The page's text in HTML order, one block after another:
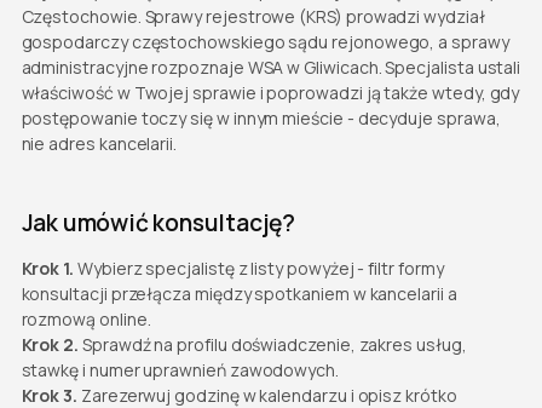
Częstochowie. Sprawy rejestrowe (KRS) prowadzi wydział
gospodarczy częstochowskiego sądu rejonowego, a sprawy
administracyjne rozpoznaje WSA w Gliwicach. Specjalista ustali
właściwość w Twojej sprawie i poprowadzi ją także wtedy, gdy
postępowanie toczy się w innym mieście - decyduje sprawa,
nie adres kancelarii.
Jak umówić konsultację?
Krok 1. Wybierz specjalistę z listy powyżej - filtr formy
konsultacji przełącza między spotkaniem w kancelarii a
rozmową online.
Krok 2. Sprawdź na profilu doświadczenie, zakres usług,
stawkę i numer uprawnień zawodowych.
Krok 3. Zarezerwuj godzinę w kalendarzu i opisz krótko